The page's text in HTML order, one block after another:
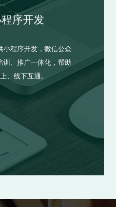
序开发
小程序开发，微信公众
训、推广一体化，帮助
、线下互通。
程序开发
发，微信公众号开发，将运
企业实现线上、线下互通。